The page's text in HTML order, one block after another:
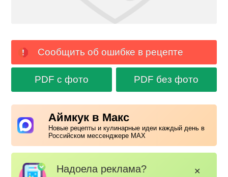
Сообщить об ошибке в рецепте
PDF с фото PDF без фото
Аймкук в Макс
Новые рецепты и кулинарные идеи каждый день в
Российском мессенджере MAX
Надоела реклама? ✕